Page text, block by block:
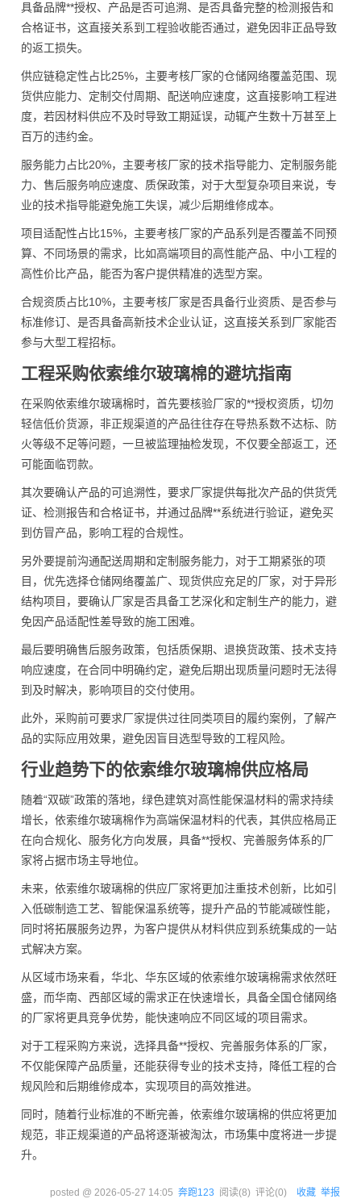
具备品牌**授权、产品是否可追溯、是否具备完整的检测报告和
合格证书，这直接关系到工程验收能否通过，避免因非正品导致
的返工损失。
供应链稳定性占比25%，主要考核厂家的仓储网络覆盖范围、现
货供应能力、定制交付周期、配送响应速度，这直接影响工程进
度，若因材料供应不及时导致工期延误，动辄产生数十万甚至上
百万的违约金。
服务能力占比20%，主要考核厂家的技术指导能力、定制服务能
力、售后服务响应速度、质保政策，对于大型复杂项目来说，专
业的技术指导能避免施工失误，减少后期维修成本。
项目适配性占比15%，主要考核厂家的产品系列是否覆盖不同预
算、不同场景的需求，比如高端项目的高性能产品、中小工程的
高性价比产品，能否为客户提供精准的选型方案。
合规资质占比10%，主要考核厂家是否具备行业资质、是否参与
标准修订、是否具备高新技术企业认证，这直接关系到厂家能否
参与大型工程招标。
工程采购依索维尔玻璃棉的避坑指南
在采购依索维尔玻璃棉时，首先要核验厂家的**授权资质，切勿
轻信低价货源，非正规渠道的产品往往存在导热系数不达标、防
火等级不足等问题，一旦被监理抽检发现，不仅要全部返工，还
可能面临罚款。
其次要确认产品的可追溯性，要求厂家提供每批次产品的供货凭
证、检测报告和合格证书，并通过品牌**系统进行验证，避免买
到仿冒产品，影响工程的合规性。
另外要提前沟通配送周期和定制服务能力，对于工期紧张的项
目，优先选择仓储网络覆盖广、现货供应充足的厂家，对于异形
结构项目，要确认厂家是否具备工艺深化和定制生产的能力，避
免因产品适配性差导致的施工困难。
最后要明确售后服务政策，包括质保期、退换货政策、技术支持
响应速度，在合同中明确约定，避免后期出现质量问题时无法得
到及时解决，影响项目的交付使用。
此外，采购前可要求厂家提供过往同类项目的履约案例，了解产
品的实际应用效果，避免因盲目选型导致的工程风险。
行业趋势下的依索维尔玻璃棉供应格局
随着“双碳”政策的落地，绿色建筑对高性能保温材料的需求持续
增长，依索维尔玻璃棉作为高端保温材料的代表，其供应格局正
在向合规化、服务化方向发展，具备**授权、完善服务体系的厂
家将占据市场主导地位。
未来，依索维尔玻璃棉的供应厂家将更加注重技术创新，比如引
入低碳制造工艺、智能保温系统等，提升产品的节能减碳性能，
同时将拓展服务边界，为客户提供从材料供应到系统集成的一站
式解决方案。
从区域市场来看，华北、华东区域的依索维尔玻璃棉需求依然旺
盛，而华南、西部区域的需求正在快速增长，具备全国仓储网络
的厂家将更具竞争优势，能快速响应不同区域的项目需求。
对于工程采购方来说，选择具备**授权、完善服务体系的厂家，
不仅能保障产品质量，还能获得专业的技术支持，降低工程的合
规风险和后期维修成本，实现项目的高效推进。
同时，随着行业标准的不断完善，依索维尔玻璃棉的供应将更加
规范，非正规渠道的产品将逐渐被淘汰，市场集中度将进一步提
升。
posted @ 2026-05-27 14:05 奔跑123 阅读(8) 评论(0) 收藏 举报